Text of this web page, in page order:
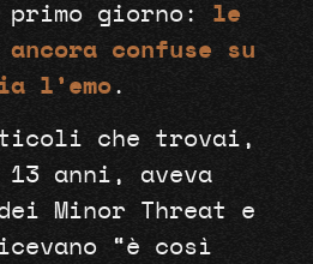
primo giorno: le
ancora confuse su
l’emo.
che trovai,
13 anni, aveva
dei Minor Threat e
“è così